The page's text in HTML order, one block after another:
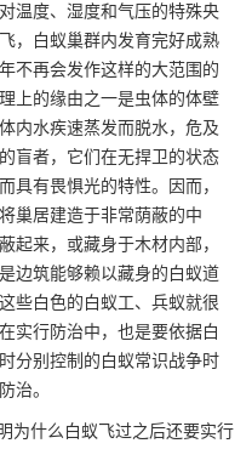
温度、湿度和气压的特殊央
，白蚁巢群内发育完好成熟
不再会发作这样的大范围的
上的缘由之一是虫体的体壁
内水疾速蒸发而脱水，危及
盲者，它们在无捍卫的状态
具有畏惧光的特性。因而，
巢居建造于非常荫蔽的中
起来，或藏身于木材内部，
边筑能够赖以藏身的白蚁道
些白色的白蚁工、兵蚁就很
实行防治中，也是要依据白
分别控制的白蚁常识战争时
治。
为什么白蚁飞过之后还要实行